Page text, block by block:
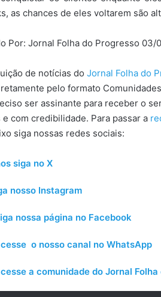
as chances de eles voltarem são
Por: Jornal Folha do Progresso 03/
de notícias do Jornal Folha do
pelo formato
ser assinante para receber o
com credibilidade. Para passar a
siga nossas redes sociais:
siga no X
nosso Instagram
nossa página no Facebook
o nosso canal no WhatsApp
a comunidade do Jornal